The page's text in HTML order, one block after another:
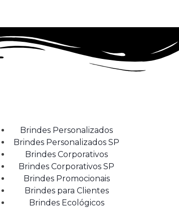
Brindes Personalizados
Brindes Personalizados SP
Brindes Corporativos
Brindes Corporativos SP
Brindes Promocionais
Brindes para Clientes
Brindes Ecológicos